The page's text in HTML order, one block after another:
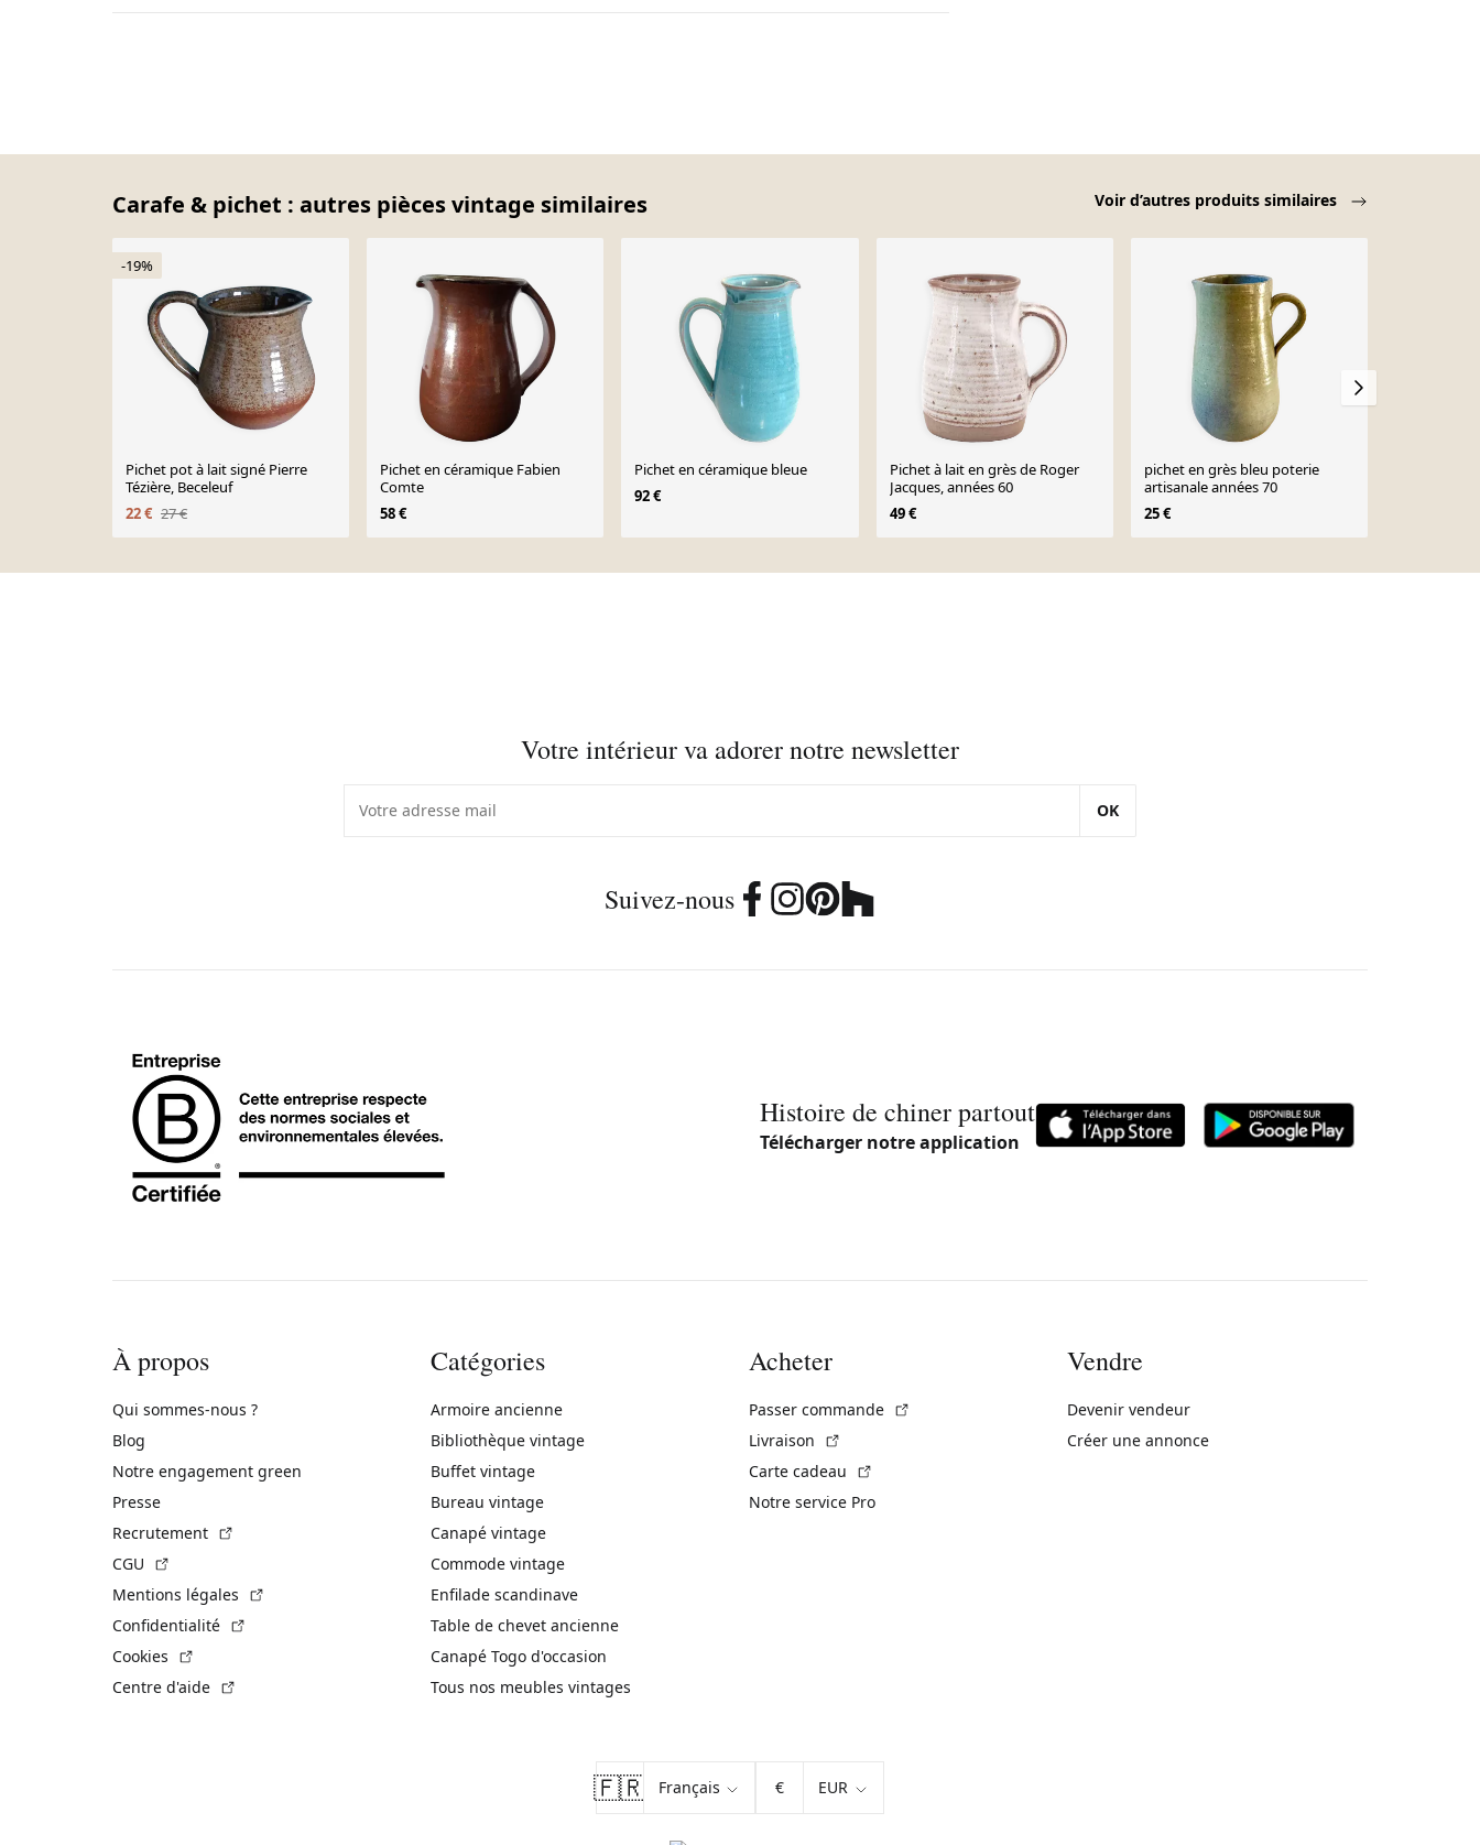
Carafe & pichet : autres pièces vintage similaires Voir d’autres produits similaires
-19%
Pichet pot à lait signé Pierre
Tézière, Beceleuf
22 € 27 €
Pichet en céramique Fabien
Comte
58 €
Pichet en céramique bleue
92 €
Pichet à lait en grès de Roger
Jacques, années 60
49 €
pichet en grès bleu poterie
artisanale années 70
25 €
Votre intérieur va adorer notre newsletter
OK
Suivez-nous
Histoire de chiner partout
Télécharger notre application
À propos
Qui sommes-nous ?
Blog
Notre engagement green
Presse
Recrutement
CGU
Mentions légales
Confidentialité
Cookies
Centre d'aide
Catégories
Armoire ancienne
Bibliothèque vintage
Buffet vintage
Bureau vintage
Canapé vintage
Commode vintage
Enfilade scandinave
Table de chevet ancienne
Canapé Togo d'occasion
Tous nos meubles vintages
Acheter
Passer commande
Livraison
Carte cadeau
Notre service Pro
Vendre
Devenir vendeur
Créer une annonce
🇫🇷 €